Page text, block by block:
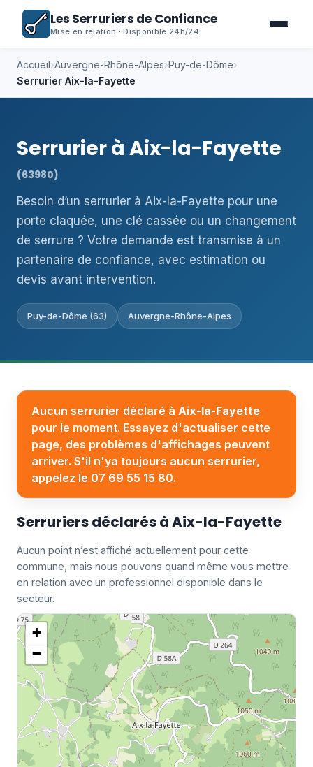
Les Serruriers de Confiance
Mise en relation · Disponible 24h/24
Accueil›Auvergne-Rhône-Alpes›Puy-de-Dôme›
Serrurier Aix-la-Fayette
Serrurier à Aix-la-Fayette
(63980)
Besoin d’un serrurier à Aix-la-Fayette pour une
porte claquée, une clé cassée ou un changement
de serrure ? Votre demande est transmise à un
partenaire de confiance, avec estimation ou
devis avant intervention.
Puy-de-Dôme (63) Auvergne-Rhône-Alpes
Aucun serrurier déclaré à Aix-la-Fayette
pour le moment. Essayez d'actualiser cette
page, des problèmes d'affichages peuvent
arriver. S'il n'ya toujours aucun serrurier,
appelez le 07 69 55 15 80.
Serruriers déclarés à Aix-la-Fayette
Aucun point n’est affiché actuellement pour cette
commune, mais nous pouvons quand même vous mettre
en relation avec un professionnel disponible dans le
secteur.
+
−